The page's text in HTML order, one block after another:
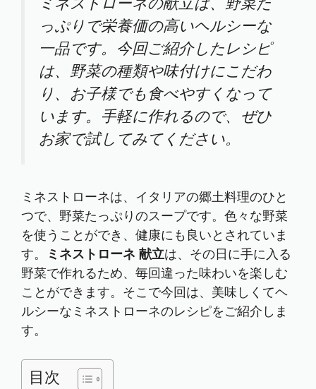
っぷりで栄養価の高いヘルシーな
一品です。今回ご紹介したレシピ
は、野菜の種類や味付けにこだわ
り、お子様でも食べやすくなって
います。手軽に作れるので、ぜひ
お家で試してみてください。
ミネストローネは、イタリアの郷土料理のひと
つで、野菜たっぷりのスープです。色々な野菜
を使うことができ、健康にも良いとされていま
す。
ミネストローネ 献立は、その日に手に入る
野菜で作れるため、毎回違った味わいを楽しむ
ことができます。そこで今回は、美味しくてヘ
ルシーなミネストローネのレシピをご紹介しま
す。
目次